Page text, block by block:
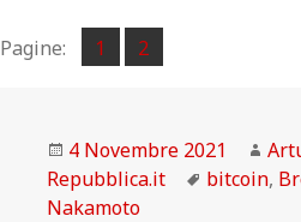
Pagine: Pagina
1 ,
Pagina
2
Scritto
il
4 Novembre 2021
Repubblica.it
Tag
bitcoin,
Nakamoto